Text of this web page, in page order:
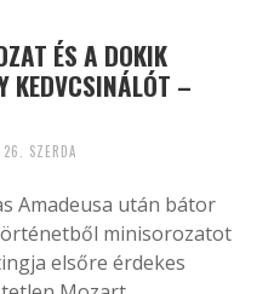
ÉS A DOKIK
KEDVCSINÁLÓT –
SZERDA
Amadeusa után bátor
minisorozatot
elsőre érdekes